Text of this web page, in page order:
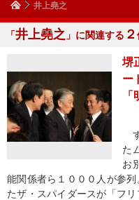
井上堯之
「井上堯之 」に関連する ２
堺
ー
た
お
能関係者ら１０００人が参
たザ・スパイダースが「フ